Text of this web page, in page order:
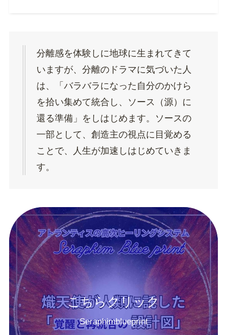
分離感を体験しに地球に生まれてきて
いますが、分離のドラマに気づいた人
は、「バラバラになった自分のかけら
を拾い集めて統合し、ソース（源）に
還る準備」をしはじめます。ソースの
一部として、創造主の視点に目覚める
ことで、人生が加速しはじめていきま
す。
こちらクリック
Seraphimblueprint